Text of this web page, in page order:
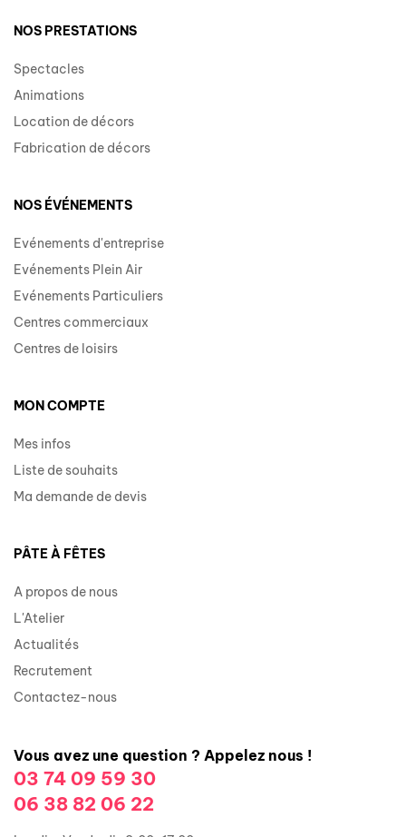
NOS PRESTATIONS
Spectacles
Animations
Location de décors
Fabrication de décors
NOS ÉVÉNEMENTS
Evénements d'entreprise
Evénements Plein Air
Evénements Particuliers
Centres commerciaux
Centres de loisirs
MON COMPTE
Mes infos
Liste de souhaits
Ma demande de devis
PÂTE À FÊTES
A propos de nous
L'Atelier
Actualités
Recrutement
Contactez-nous
Vous avez une question ? Appelez nous !
03 74 09 59 30
06 38 82 06 22